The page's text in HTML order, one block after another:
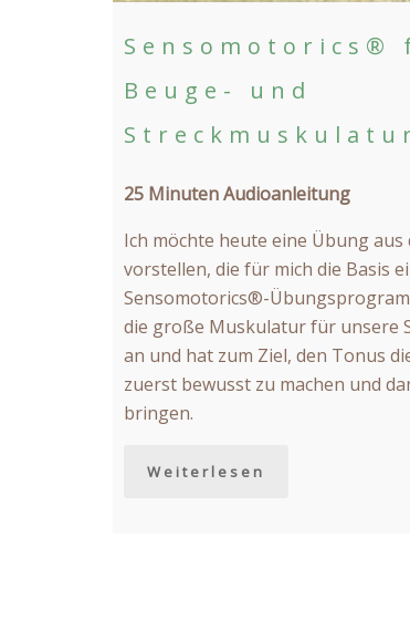
Sensomotorics®
Beuge- und
Streckmuskulatur
25 Minuten Audioanleitung
Ich möchte heute eine Übung
vorstellen, die für mich die Basis
Sensomotorics®-
die große Muskulatur für unsere
an und hat zum Ziel, den Tonus
zuerst bewusst zu machen und
bringen.
Weiterlesen